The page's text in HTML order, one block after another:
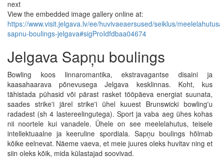
next
View the embedded image gallery online at:
https://www.visit.jelgava.lv/ee/huvivaeaersused/seiklus/
sapnu-boulings-jelgava#sigProIdfdbaa04674
Jelgava Sapņu boulings
Bowling koos linnaromantika, ekstravagantse disaini ja
kaasahaarava põnevusega Jelgava kesklinnas. Koht, kus
tähistada pühasid või pärast rasket tööpäeva energiat suunata,
saades strike'i järel strike'i ühel kuuest Brunswicki bowling'u
radadest (sh 4 lastereelingutega). Sport ja vaba aeg ühes kohas
nii noortele kui vanadele. Ühele on see meelelahutus, teisele
intellektuaalne ja keeruline spordiala. Sapņu boulings hõlmab
kõike eelnevat. Näeme vaeva, et meie juures oleks huvitav ning et
siin oleks kõik, mida külastajad soovivad.